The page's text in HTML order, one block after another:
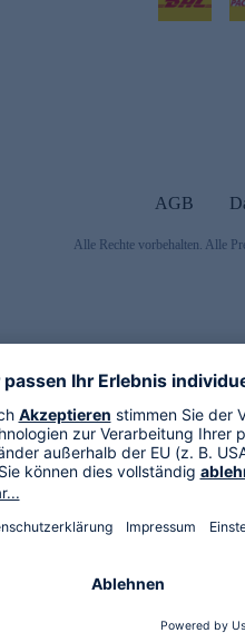
AGB
Alle Rechte vorbehalten. Alle